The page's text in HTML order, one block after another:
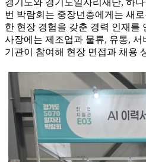
경기도와 경기도일자리재단, 하
번 박람회는 중장년층에게는 새
한 현장 경험을 갖춘 경력 인재를
사장에는 제조업과 물류, 유통, 서
기관이 참여해 현장 면접과 채용